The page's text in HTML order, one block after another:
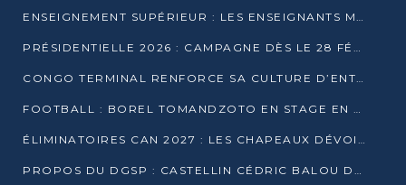
ENSEIGNEMENT SUPÉRIEUR : LES ENSEIGNANTS MAINTIENNENT LA GRÈVE ET EXIGENT UN ACCORD ÉCRIT AVEC L’ÉTAT
PRÉSIDENTIELLE 2026 : CAMPAGNE DÈS LE 28 FÉVRIER, SCRUTIN LES 12 ET 15 MARS
CONGO TERMINAL RENFORCE SA CULTURE D’ENTREPRISE AVEC LE PROGRAMME « WIN TOGETHER »
FOOTBALL : BOREL TOMANDZOTO EN STAGE EN ESPAGNE AVEC POLISSYA FC
ÉLIMINATOIRES CAN 2027 : LES CHAPEAUX DÉVOILÉS, LE CONGO FIXÉ SUR SON SORT
PROPOS DU DGSP : CASTELLIN CÉDRIC BALOU DÉNONCE DES PROPOS INTIMIDANTS